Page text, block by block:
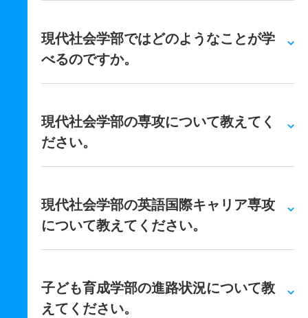
現代社会学部ではどのようなことが学
べるのですか。
現代社会学部の専攻について教えてく
ださい。
現代社会学部の英語国際キャリア専攻
について教えてください。
子ども育成学部の進路状況について教
えてください。